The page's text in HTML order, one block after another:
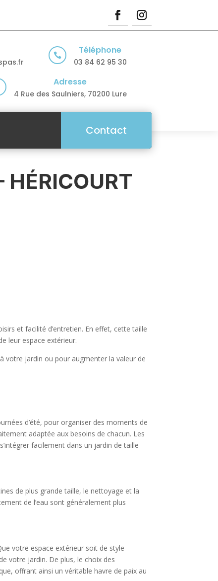
 Téléphone
03 84 62 95 30
Adresse
4 Rue des Saulniers, 70200 Lure
Contact
et facilité d’entretien. En effet, cette taille
leur espace extérieur.
votre jardin ou pour augmenter la valeur de
d’été, pour organiser des moments de
adaptée aux besoins de chacun. Les
facilement dans un jardin de taille
de plus grande taille, le nettoyage et la
de l’eau sont généralement plus
votre espace extérieur soit de style
votre jardin. De plus, le choix des
offrant ainsi un véritable havre de paix au